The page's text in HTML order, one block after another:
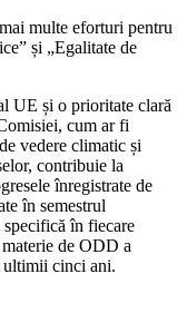
multe eforturi pentru
și „Egalitate de
UE și o prioritate clară
cum ar fi
vedere climatic și
contribuie la
înregistrate de
în semestrul
specifică în fiecare
de ODD a
ultimii cinci ani.